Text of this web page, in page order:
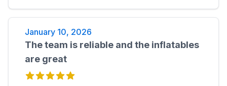
January 10, 2026
The team is reliable and the inflatables
are great